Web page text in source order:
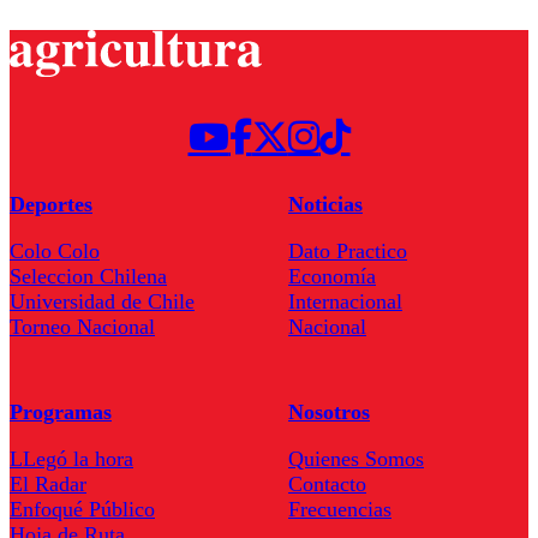
Deportes
Colo Colo
Seleccion Chilena
Universidad de Chile
Torneo Nacional
Noticias
Dato Practico
Economía
Internacional
Nacional
Programas
LLegó la hora
El Radar
Enfoqué Público
Nosotros
Quienes Somos
Contacto
Frecuencias